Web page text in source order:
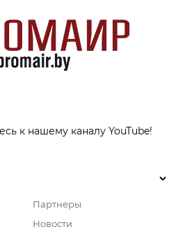
к нашему каналу YouTube!
Партнеры
Новости